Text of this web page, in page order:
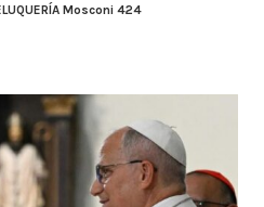
Mosconi 424